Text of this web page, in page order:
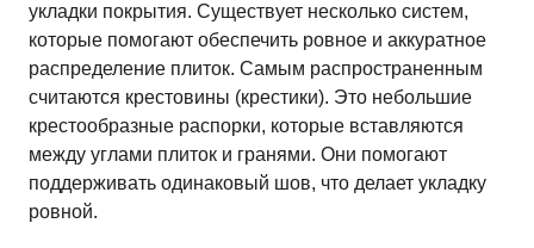
укладки покрытия. Существует несколько систем,
которые помогают обеспечить ровное и аккуратное
распределение плиток. Самым распространенным
считаются крестовины (крестики). Это небольшие
крестообразные распорки, которые вставляются
между углами плиток и гранями. Они помогают
поддерживать одинаковый шов, что делает укладку
ровной.